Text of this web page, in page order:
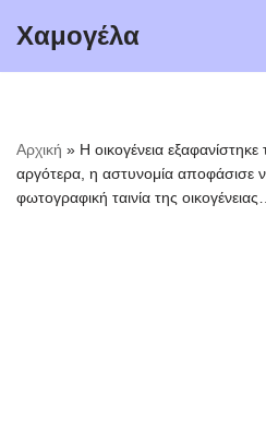
Χαμογέλα
Αρχική » Η οικογένεια
αργότερα, η αστυνομία αποφάσισε
φωτογραφική ταινία της οικογένειας…